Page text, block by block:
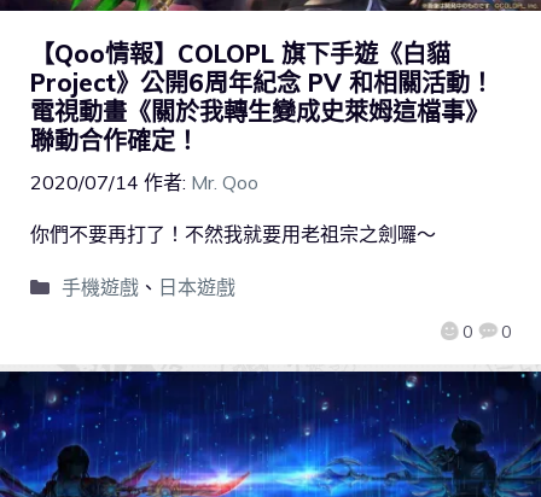
【Qoo情報】COLOPL 旗下手遊《白貓
Project》公開6周年紀念 PV 和相關活動！
電視動畫《關於我轉生變成史萊姆這檔事》
聯動合作確定！
2020/07/14 作者: Mr. Qoo
0 0
你們不要再打了！不然我就要用老祖宗之劍囉～
手機遊戲、 日本遊戲